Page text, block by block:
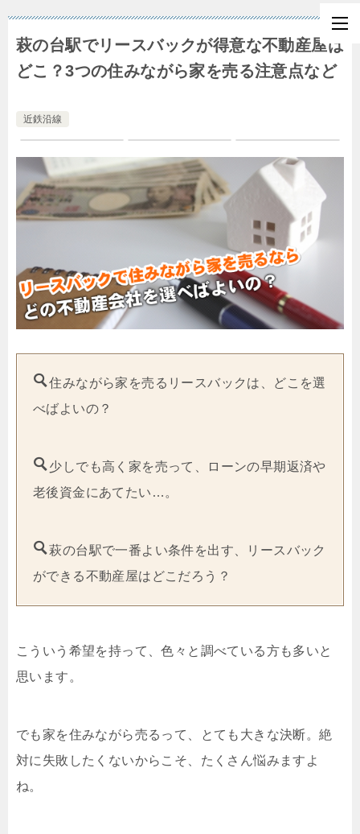
萩の台駅でリースバックが得意な不動産屋は
どこ？3つの住みながら家を売る注意点など
近鉄沿線
住みながら家を売るリースバックは、どこを選
べばよいの？
少しでも高く家を売って、ローンの早期返済や
老後資金にあてたい…。
萩の台駅で一番よい条件を出す、リースバック
ができる不動産屋はどこだろう？
こういう希望を持って、色々と調べている方も多いと
思います。
でも家を住みながら売るって、とても大きな決断。絶
対に失敗したくないからこそ、たくさん悩みますよ
ね。